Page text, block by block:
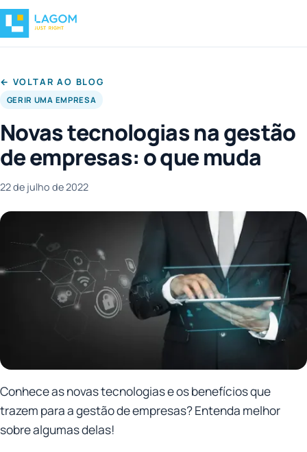
← VOLTAR AO BLOG
GERIR UMA EMPRESA
Novas tecnologias na gestão
de empresas: o que muda
22 de julho de 2022
Conhece as novas tecnologias e os benefícios que
trazem para a gestão de empresas? Entenda melhor
sobre algumas delas!